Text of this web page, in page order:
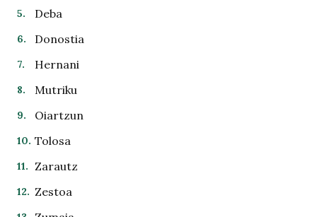
Deba
Donostia
Hernani
Mutriku
Oiartzun
Tolosa
Zarautz
Zestoa